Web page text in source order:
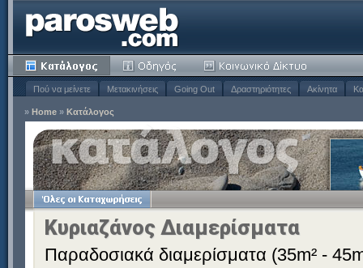
Πού να μείνετε Μετακινήσεις Going Out Δραστηριότητες Ακίνητα
» Home » Κατάλογος
Κυριαζάνος Διαμερίσματα
Παραδοσιακά διαμερίσματα (35m² -